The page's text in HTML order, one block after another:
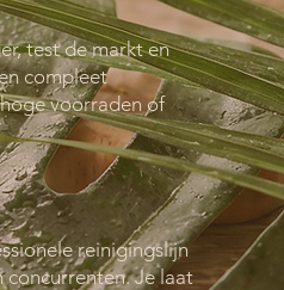
test de markt en
compleet
voorraden of
reinigingslijn
concurrenten. Je laat